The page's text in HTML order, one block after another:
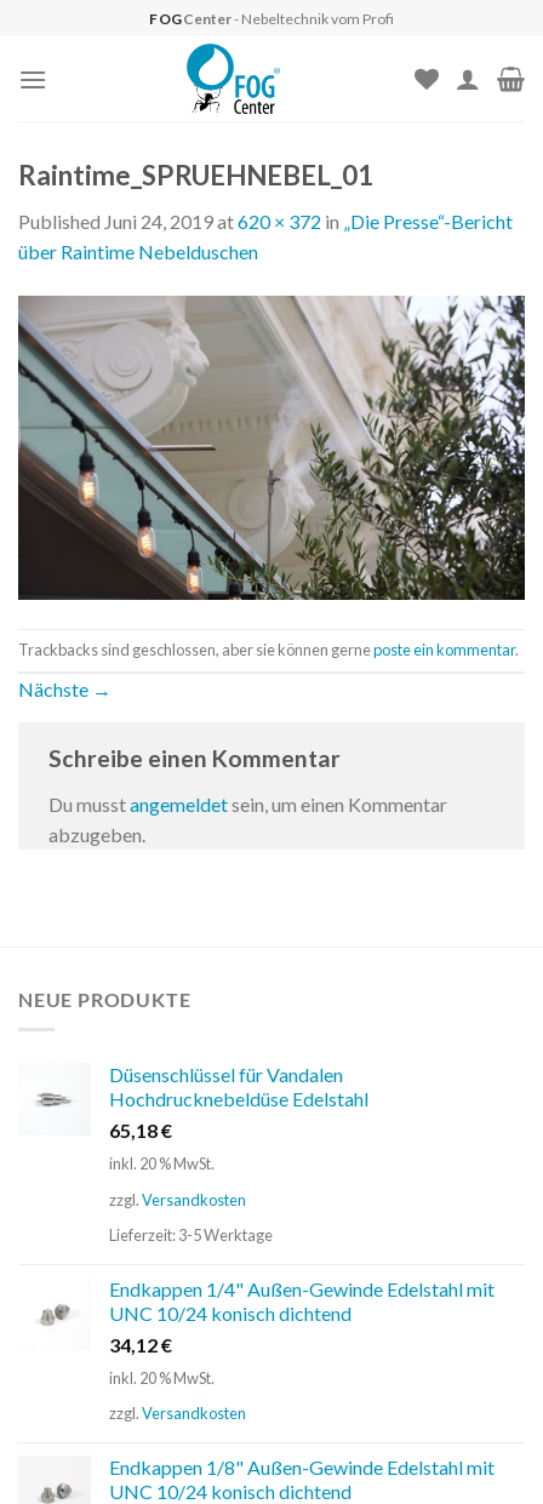
content
FOGCenter- Nebeltechnik vom Profi
Raintime_SPRUEHNEBEL_01
Published Juni 24, 2019at620 × 372 in „Die Presse“-Bericht
über Raintime Nebelduschen
Trackbacks sind geschlossen, aber sie können gerneposte ein kommentar.
Nächste →
Schreibe einen Kommentar
Du musstangemeldetsein, um einen Kommentar
abzugeben.
NEUE PRODUKTE
Düsenschlüssel für Vandalen
Hochdrucknebeldüse Edelstahl
65,18€
inkl. 20 % MwSt.
zzgl.Versandkosten
Lieferzeit:3-5 Werktage
Endkappen 1/4" Außen-Gewinde Edelstahl mit
UNC 10/24 konisch dichtend
34,12€
inkl. 20 % MwSt.
zzgl.Versandkosten
Endkappen 1/8" Außen-Gewinde Edelstahl mit
UNC 10/24 konisch dichtend